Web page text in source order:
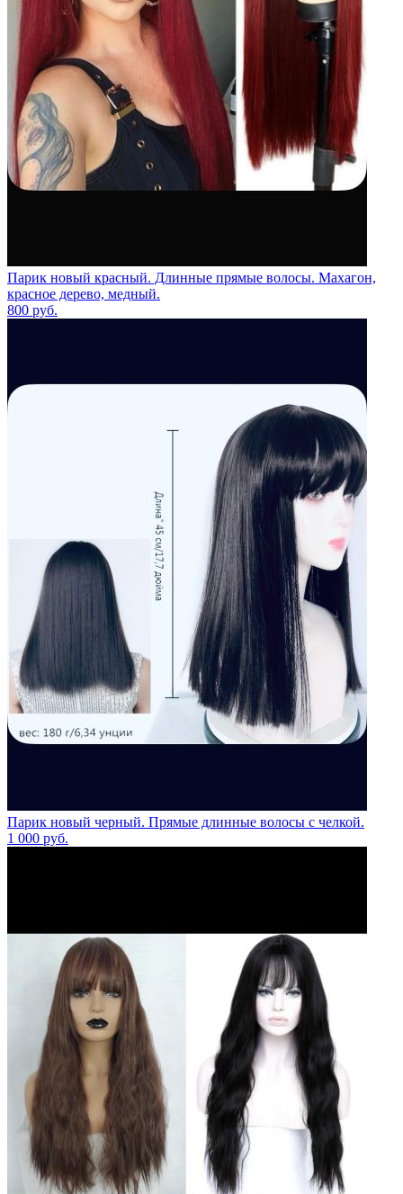
Парик новый красный. Длинные прямые волосы. Махагон,
красное дерево, медный.
800 руб.
Парик новый черный. Прямые длинные волосы с челкой.
1 000 руб.